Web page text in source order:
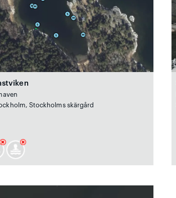
Stockholms skärgård